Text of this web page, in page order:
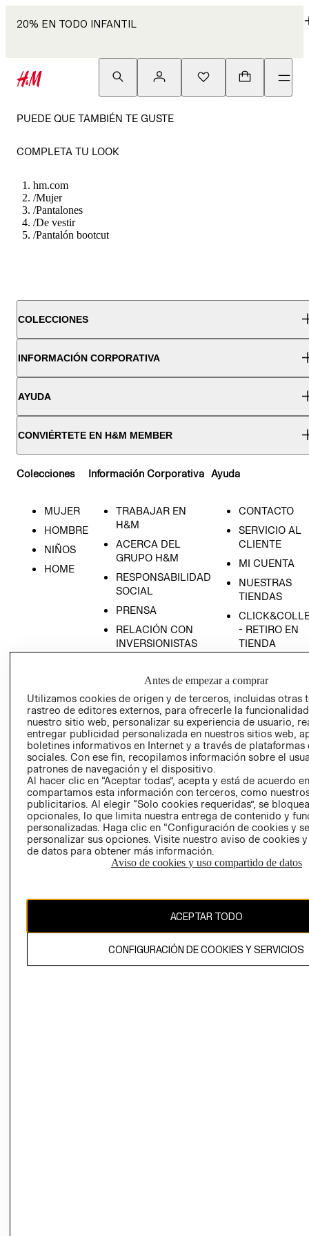
20% EN TODO INFANTIL
PUEDE QUE TAMBIÉN TE GUSTE
COMPLETA TU LOOK
hm.com
/Mujer
/Pantalones
/De vestir
/Pantalón bootcut
COLECCIONES
INFORMACIÓN CORPORATIVA
AYUDA
CONVIÉRTETE EN H&M MEMBER
Colecciones
MUJER
HOMBRE
NIÑOS
HOME
Información Corporativa
TRABAJAR EN
H&M
ACERCA DEL
GRUPO H&M
RESPONSABILIDAD
SOCIAL
PRENSA
RELACIÓN CON
INVERSIONISTAS
EMPRESARIAL
Ayuda
CONTACTO
SERVICIO AL
CLIENTE
MI CUENTA
NUESTRAS
TIENDAS
- RETIRO EN
TIENDA
CONDICIONES
AVISO DE
PRIVACIDAD
GIFT CARD
AVISO DE
COOKIES
Chile ($)
El contenido de esta página web está protegido por copyright y es
propiedad de H&M Hennes & Mauritz AB.
Antes de empezar a comprar
Utilizamos cookies de origen y de terceros, incluidas otras
rastreo de editores externos, para ofrecerle la
nuestro sitio web, personalizar su experiencia de usuario,
entregar publicidad personalizada en nuestros sitios web,
boletines informativos en Internet y a través de plataformas
sociales. Con ese fin, recopilamos información sobre el
patrones de navegación y el dispositivo.
Al hacer clic en “Aceptar todas”, acepta y está de acuerdo
compartamos esta información con terceros, como
publicitarios. Al elegir “Solo cookies requeridas”, se
opcionales, lo que limita nuestra entrega de contenido y
personalizadas. Haga clic en “Configuración de cookies y
personalizar sus opciones. Visite nuestro aviso de cookies
de datos para obtener más información.
Aviso de cookies y uso compartido de datos
ACEPTAR TODO
CONFIGURACIÓN DE COOKIES Y SERVICIOS